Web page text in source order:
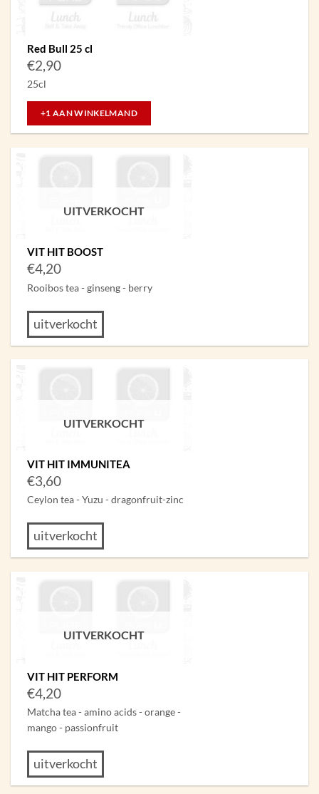
Red Bull 25 cl
€2,90
25cl
+1 AAN WINKELMAND
UITVERKOCHT
VIT HIT BOOST
€4,20
Rooibos tea - ginseng - berry
uitverkocht
UITVERKOCHT
VIT HIT IMMUNITEA
€3,60
Ceylon tea - Yuzu - dragonfruit-zinc
uitverkocht
UITVERKOCHT
VIT HIT PERFORM
€4,20
Matcha tea - amino acids - orange -
mango - passionfruit
uitverkocht